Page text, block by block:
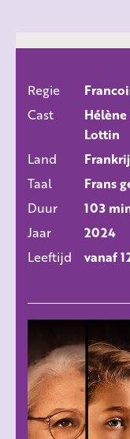
Regie
Cast
Lottin
Land
Taal
Frans
Duur
103
Jaar
2024
Leeftijd
vanaf